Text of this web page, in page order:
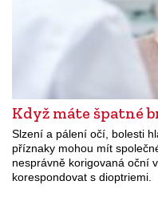
Když máte špatné
Slzení a pálení očí, bolesti
příznaky mohou mít
nesprávně korigovaná oční
korespondovat s